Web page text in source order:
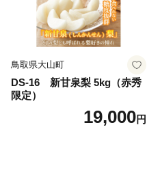
鳥取県大山町
DS-16 新甘泉梨 5kg（赤秀
限定）
19,000円